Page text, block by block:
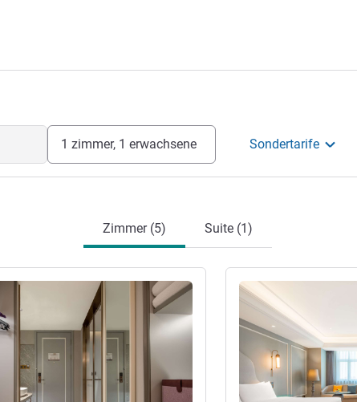
1 zimmer, 1 erwachsene Sondertarife
Zimmer (5) Suite (1)
Details ansehen